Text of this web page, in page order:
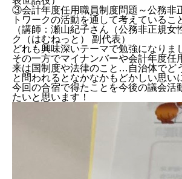
③会計年度任用職員制度問題～公務非
トワークの活動を通して考えているこ
（講師：瀬山紀子さん（公務非正規女
ク（はむねっと） 副代表）
どれも興味深いテーマで勉強になりま
その一方でマイナンバーや会計年度任
来は国制度や法律のこと…自治体でど
と問われるとなかなかもどかしい思い
今回の合宿で得たことを今後の議会活
たいと思います！